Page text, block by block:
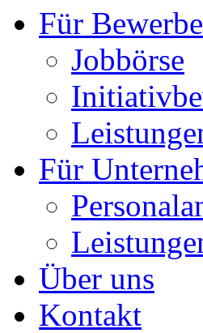
Für
Jobbörse
Für
Über uns
Kontakt